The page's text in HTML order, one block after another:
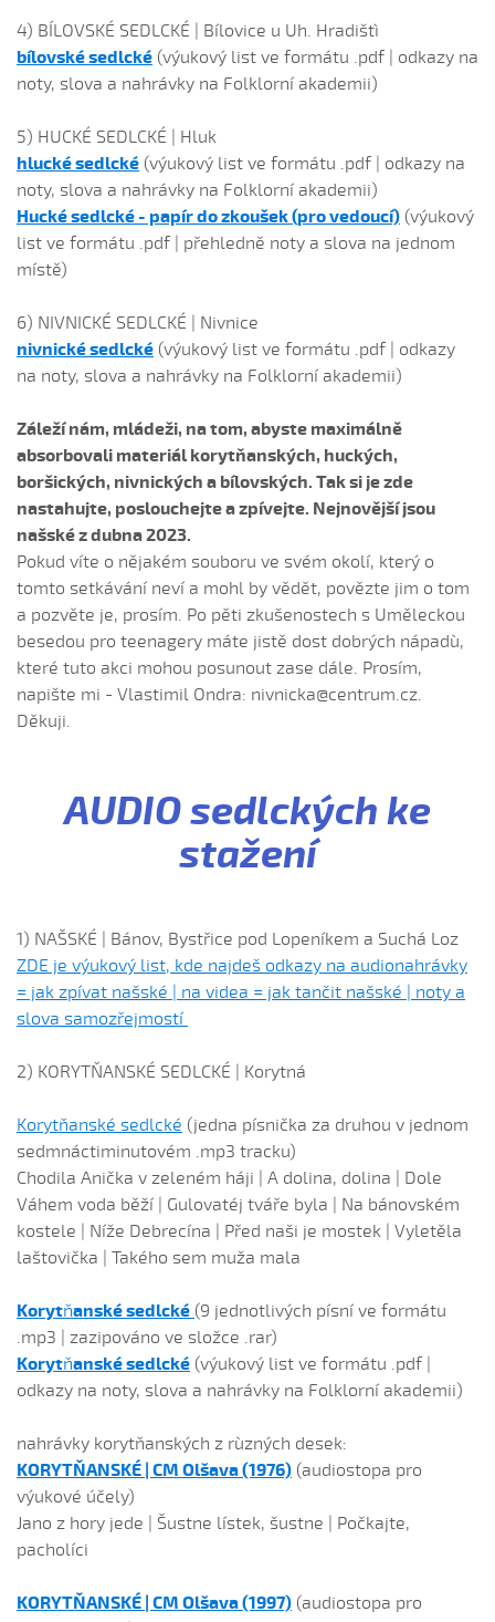
4) BÍLOVSKÉ SEDLCKÉ | Bílovice u Uh. Hradištì
bílovské sedlcké (výukový list ve formátu .pdf | odkazy na
noty, slova a nahrávky na Folklorní akademii)
5) HUCKÉ SEDLCKÉ | Hluk
hlucké sedlcké (výukový list ve formátu .pdf | odkazy na
noty, slova a nahrávky na Folklorní akademii)
Hucké sedlcké - papír do zkoušek (pro vedoucí) (výukový
list ve formátu .pdf | přehledně noty a slova na jednom
místě)
6) NIVNICKÉ SEDLCKÉ | Nivnice
nivnické sedlcké (výukový list ve formátu .pdf | odkazy
na noty, slova a nahrávky na Folklorní akademii)
Záleží nám, mládeži, na tom, abyste maximálně
absorbovali materiál korytňanských, huckých,
boršických, nivnických a bílovských. Tak si je zde
nastahujte, poslouchejte a zpívejte. Nejnovější jsou
našské z dubna 2023.
Pokud víte o nějakém souboru ve svém okolí, který o
tomto setkávání neví a mohl by vědět, povězte jim o tom
a pozvěte je, prosím. Po pěti zkušenostech s Uměleckou
besedou pro teenagery máte jistě dost dobrých nápadù,
které tuto akci mohou posunout zase dále. Prosím,
napište mi - Vlastimil Ondra: nivnicka@centrum.cz.
Děkuji.
AUDIO sedlckých ke
stažení
1) NAŠSKÉ | Bánov, Bystřice pod Lopeníkem a Suchá Loz
ZDE je výukový list, kde najdeš odkazy na audionahrávky
= jak zpívat našské | na videa = jak tančit našské | noty a
slova samozřejmostí
2) KORYTŇANSKÉ SEDLCKÉ | Korytná
Korytňanské sedlcké (jedna písnička za druhou v jednom
sedmnáctiminutovém .mp3 tracku)
Chodila Anička v zeleném háji | A dolina, dolina | Dole
Váhem voda běží | Gulovatéj tváře byla | Na bánovském
kostele | Níže Debrecína | Před naši je mostek | Vyletěla
laštovička | Takého sem muža mala
Korytňanské sedlcké (9 jednotlivých písní ve formátu
.mp3 | zazipováno ve složce .rar)
Korytňanské sedlcké (výukový list ve formátu .pdf |
odkazy na noty, slova a nahrávky na Folklorní akademii)
nahrávky korytňanských z rùzných desek:
KORYTŇANSKÉ | CM Olšava (1976) (audiostopa pro
výukové účely)
Jano z hory jede | Šustne lístek, šustne | Počkajte,
pacholíci
KORYTŇANSKÉ | CM Olšava (1997) (audiostopa pro